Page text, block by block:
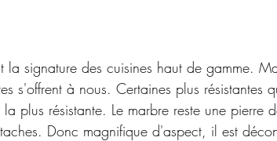
la signature des cuisines haut de gamme.
s'offrent à nous. Certaines plus résistantes
plus résistante. Le marbre reste une pierre
Donc magnifique d'aspect, il est